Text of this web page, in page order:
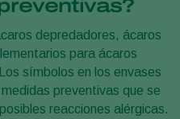
depredadores, ácaros
para ácaros
símbolos en los envases
preventivas que se
reacciones alérgicas.